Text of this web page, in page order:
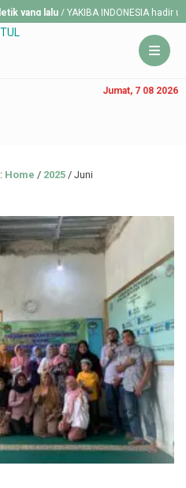
lalu/ YAKIBA INDONESIA hadir untuk
Jumat, 7 08 2026
Home / 2025/ Juni